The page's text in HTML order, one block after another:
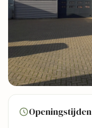
Bekijk kaart
Openingstijden